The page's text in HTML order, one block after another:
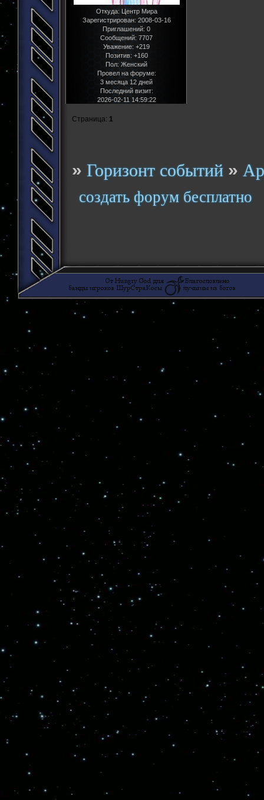
Откуда: Центр Мира
Зарегистрирован: 2008-03-16
Приглашений: 0
Сообщений: 7707
Уважение: +219
Позитив: +160
Пол:Женский
Провел на форуме:
3 месяца 12 дней
Последний визит:
2026-02-11 14:59:22
Страница: 1
»Горизонт событий »
создать форум бесплатно